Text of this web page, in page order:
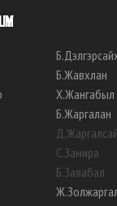
Б.
Б.Жавхлан
Х.Жангабыл
Б.Жаргалан
Д.
С.Замира
Б.Заяабал
Ж.